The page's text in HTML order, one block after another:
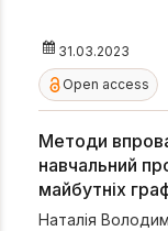
31.03.2023
Open access
Методи
навчальний
майбутніх
Наталія